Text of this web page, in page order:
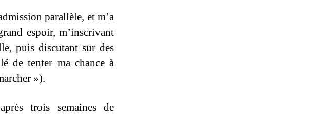
parallèle, et m’a
espoir, m’inscrivant
puis discutant sur des
de tenter ma chance à
»).
trois semaines de